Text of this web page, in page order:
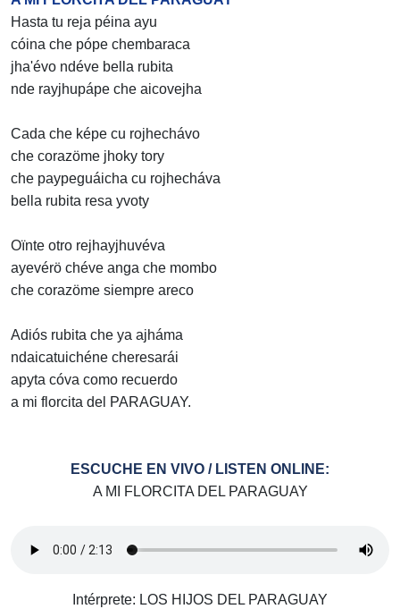
Hasta tu reja péina ayu
cóina che pópe chembaraca
jha'évo ndéve bella rubita
nde rayjhupápe che aicovejha
Cada che képe cu rojhechávo
che corazöme jhoky tory
che paypeguáicha cu rojhecháva
bella rubita resa yvoty
Oïnte otro rejhayjhuvéva
ayevérö chéve anga che mombo
che corazöme siempre areco
Adiós rubita che ya ajháma
ndaicatuichéne cheresarái
apyta cóva como recuerdo
a mi florcita del PARAGUAY.
ESCUCHE EN VIVO / LISTEN ONLINE:
A MI FLORCITA DEL PARAGUAY
Intérprete: LOS HIJOS DEL PARAGUAY